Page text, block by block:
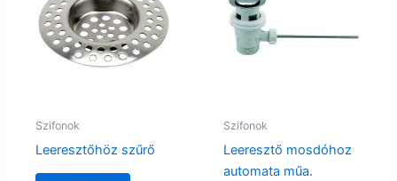
Szifonok
Leeresztőhöz szűrő
Szifonok
Leeresztő mosdóhoz
automata műa.